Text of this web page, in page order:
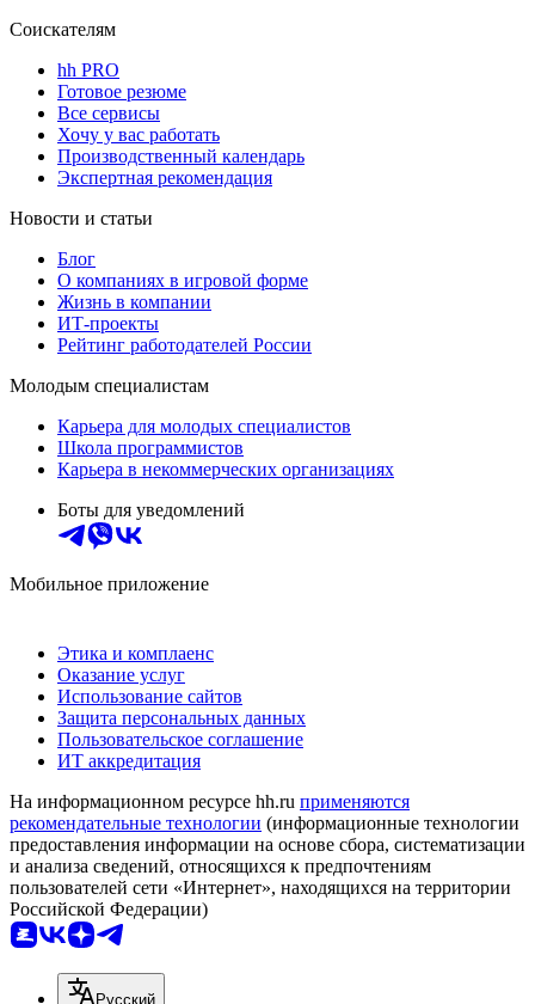
Соискателям
hh PRO
Готовое резюме
Все сервисы
Хочу у вас работать
Производственный календарь
Экспертная рекомендация
Новости и статьи
Блог
О компаниях в игровой форме
Жизнь в компании
ИТ-проекты
Рейтинг работодателей России
Молодым специалистам
Карьера для молодых специалистов
Школа программистов
Карьера в некоммерческих организациях
Боты для уведомлений
Мобильное приложение
Этика и комплаенс
Оказание услуг
Использование сайтов
Защита персональных данных
Пользовательское соглашение
ИТ аккредитация
На информационном ресурсе hh.ru применяются
рекомендательные технологии (информационные технологии
предоставления информации на основе сбора, систематизации
и анализа сведений, относящихся к предпочтениям
пользователей сети «Интернет», находящихся на территории
Российской Федерации)
Русский